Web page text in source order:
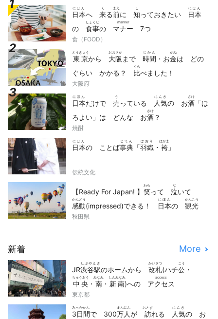
日本
にほん
へ 来
く
る前
まえ
に 知
し
っておきたい 日本
にほん
の 食事
しょくじ
の マナー
manner
7つ
食（FOOD）
東京
とうきょう
から 大阪
おおさか
まで 時間
じかん
・お金
かね
は どの
ぐらい かかる？ 比
くら
べました！
大阪府
日本
にほん
だけで 売
う
っている 人気
にんき
の お酒
さけ
「ほ
ろよい」は どんな お酒
さけ
？
焼酎
日本
にほん
の ことば事典
じてん
「羽織
はおり
・ 袴
はかま
」
伝統文化
【Ready For Japan! 】 笑
わら
って 泣
な
いて
感動
かんどう
(impressed)できる！ 日本
にほん
の 観光
かんこう
動画
どうが
10
秋田県
新着 More
JR渋谷駅
しぶやえき
のホームから 改札
かいさつ
(ハチ公
こう
・
中央
ちゅうおう
・ 南
みなみ
・ 新南
しんみなみ
)への アクセス
access
東京都
3日間
みっかかん
で 300万人
まんにん
が 訪
おとず
れる 人気
にんき
の お